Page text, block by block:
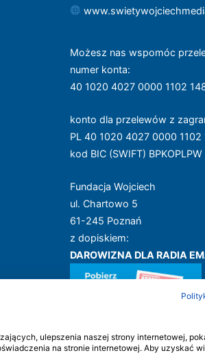
Możesz nas wspomóc
numer konta:
40 1020 4027 0000 1102
konto dla przelewów z
PL 40 1020 4027 0000
kod BIC (SWIFT) BPKOPLPW
Fundacja Wojciech
ul. Chartowo 5
61-245 Poznań
z dopiskiem:
DAROWIZNA DLA RADIA
ulepszenia naszej strony internetowej,
na stronie internetowej. Aby uzyskać